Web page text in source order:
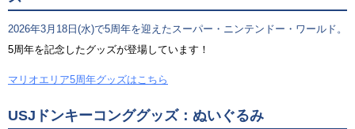
2026年3月18日(水)で5周年を迎えたスーパー・ニンテンドー・ワールド。
5周年を記念したグッズが登場しています！
マリオエリア5周年グッズはこちら
USJドンキーコンググッズ：ぬいぐるみ